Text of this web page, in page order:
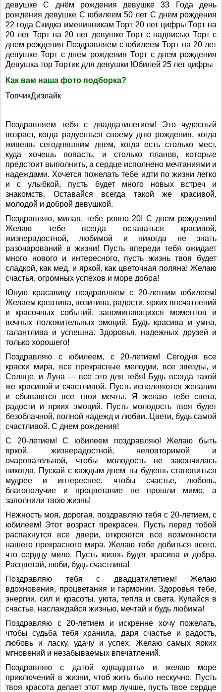
девушке С днём рождения девушке 33 Года день
рождения девушке С юбилеем 50 лет С днём рождения
22 года Скидка именинникам Торт 20 лет цифры Торт на
20 лет Торт на 20 лет девушке Торт с надписью Торт с
днем рождения Поздравляем с юбилеем Торт на 20 лет
девушке Торт с днем рождения Торт с днем рождения
Девушка тор Тортик для девушки Юбилей 25 лет цифры
Как вам наша фото подборка?
ТопчикДизлайк
Поздравляем тебя с двадцатилетием! Это чудесный
возраст, когда радуешься своему дню рождения, когда
живешь сегодняшним днем, когда есть столько мест,
куда хочешь попасть, и столько планов, которые
предстоит выполнить, а сердце исполнено мечтаниями и
надеждами. Хочется пожелать тебе идти по жизни легко
и с улыбкой, пусть будет много новых встреч и
знакомств. Оставайся всегда такой же красивой,
молодой и доброй девушкой.
Поздравляю, милая, тебе ровно 20! С днем рождения!
Желаю тебе всегда оставаться красивой,
жизнерадостной, любимой и никогда не знать
разочарований в жизни! Пусть впереди тебя ожидает
много нового и интересного, пусть жизнь твоя будет
сладкой, как мед, и яркой, как цветочная поляна! Желаю
счастья, огромных успехов и море добра!
Юную красавицу поздравляем с 20-летним юбилеем!
Желаем креатива, позитива, радости, ярких впечатлений
и красочных событий, запоминающихся моментов и
вечных положительных эмоций. Будь красива и умна,
талантлива и успешна. Здоровья, надежных друзей и
только хорошего!
Поздравляю с юбилеем, с 20-летием! Сегодня все
краски мира, все прекрасные мелодии, все звезды, и
Солнце, и Луна — всё это для тебя! Будь всегда такой
же красивой и счастливой. Пусть исполняются желания
и сбываются все твои мечты. Я желаю тебе света,
радости и ярких эмоций. Пусть молодость твоя будет
безоблачной, полной надежд и любви. Цвети, будь самой
счастливой. С днем рождения!
С 20-летием! С юбилеем поздравляю! Желаю быть
яркой, жизнерадостной, неповторимой и
очаровательной, чтобы молодость не закончилась
никогда. Пускай с каждым днем ты будешь становиться
мудрее и интереснее, чтобы счастье, любовь,
благополучие и процветание не прошли мимо, а
заполнили твою жизнь!
Нежность моя, дорогая, поздравляю тебя с 20-летием, с
юбилеем! Этот возраст прекрасен. Пусть перед тобой
распахнутся все двери, откроются все возможности
нашего прекрасного мира. Желаю тебе добиться всего,
что сердцу мило. Пусть жизнь будет красива и добра.
Расцветай, люби, будь счастлива!
Поздравляю тебя с двадцатилетием! Желаю
вдохновения, процветания и гармонии. Здоровья тебе,
энергии, сил и красоты, уюта, тепла и света. Купайся в
счастье, наслаждайся жизнью, мечтай и будь любима!
Поздравляю с 20-летием и искренне хочу пожелать,
чтобы судьба тебя хранила, даря счастье и радость,
любовь и ласку, удачу и успех. Желаю самых ярких
мгновений и незабываемых впечатлений.
Поздравляю с датой «двадцать» и желаю море
приключений в жизни, чтоб жить было нескучно. Пусть
твоя красота делает этот мир лучше, пусть твое сердце